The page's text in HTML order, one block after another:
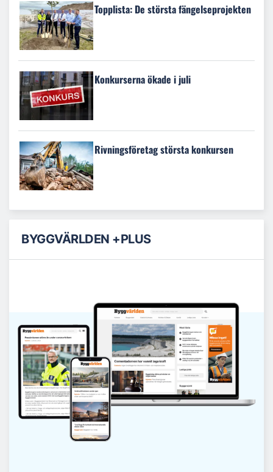
Topplista: De största fängelseprojekten
Konkurserna ökade i juli
Rivningsföretag största konkursen
BYGGVÄRLDEN +PLUS